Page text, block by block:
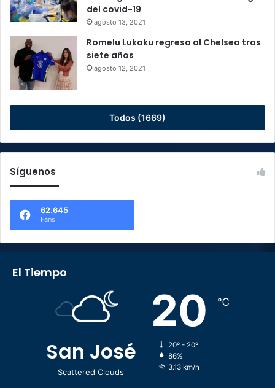
del covid-19
agosto 13, 2021
Romelu Lukaku regresa al Chelsea tras
siete años
agosto 12, 2021
Todos (1669)
Síguenos
62.645
Fans
El Tiempo
San José
Scattered Clouds
20 ℃
20º - 20º
86%
3.13 km/h